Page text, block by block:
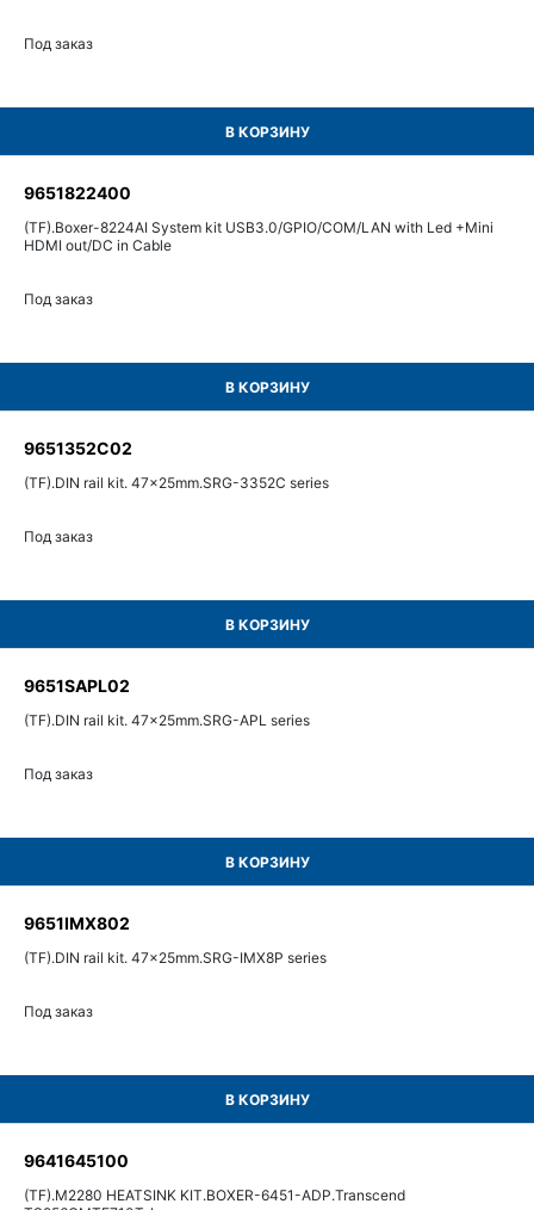
Под заказ
В КОРЗИНУ
9651822400
(TF).Boxer-8224AI System kit USB3.0/GPIO/COM/LAN with Led +Mini
HDMI out/DC in Cable
Под заказ
В КОРЗИНУ
9651352C02
(TF).DIN rail kit. 47x25mm.SRG-3352C series
Под заказ
В КОРЗИНУ
9651SAPL02
(TF).DIN rail kit. 47x25mm.SRG-APL series
Под заказ
В КОРЗИНУ
9651IMX802
(TF).DIN rail kit. 47x25mm.SRG-IMX8P series
Под заказ
В КОРЗИНУ
9641645100
(TF).M2280 HEATSINK KIT.BOXER-6451-ADP.Transcend